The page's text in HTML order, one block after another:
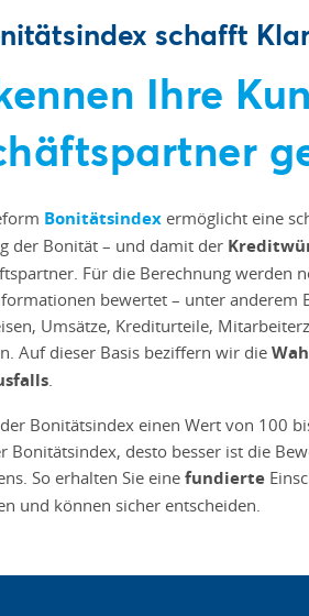
schafft
Ihre
Bonitätsindex ermöglicht eine
der Bonität – und damit der
Für die Berechnung werden
bewertet – unter anderem
Umsätze, Krediturteile,
Auf dieser Basis beziffern wir die
.
Bonitätsindex einen Wert von 100
Bonitätsindex, desto besser ist die
So erhalten Sie eine fundierte
und können sicher entscheiden.